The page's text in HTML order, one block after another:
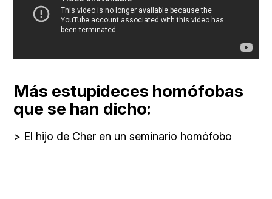
Más estupideces homófobas
que se han dicho:
> El hijo de Cher en un seminario homófobo